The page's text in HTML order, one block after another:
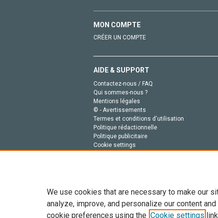
MON COMPTE
CRÉER UN COMPTE
AIDE & SUPPORT
Contactez-nous / FAQ
Qui sommes-nous ?
Mentions légales
© - Avertissements
Termes et conditions d'utilisation
Politique rédactionnelle
Politique publicitaire
Cookie settings
Tout le contenu de ce site: Copyright © 2026
We use cookies that are necessary to make our
analyze, improve, and personalize our content
cookie preferences using the Cookie settings